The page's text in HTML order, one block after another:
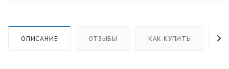
ОПИСАНИЕ ОТЗЫВЫ КАК КУПИТЬ